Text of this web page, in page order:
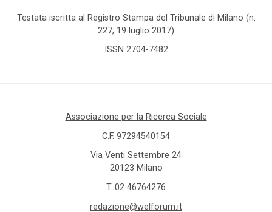
Testata iscritta al Registro Stampa del Tribunale di Milano (n.
227, 19 luglio 2017)
ISSN 2704-7482
Associazione per la Ricerca Sociale
C.F. 97294540154
Via Venti Settembre 24
20123 Milano
T. 02 46764276
redazione@welforum.it